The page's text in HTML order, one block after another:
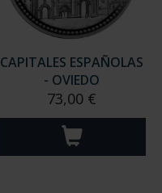
CAPITALES ESPAÑOLAS
- OVIEDO
73,00 €